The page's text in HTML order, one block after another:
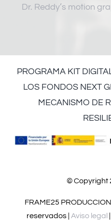
Dr. Reddy’s motion
PROGRAMA KIT
LOS FONDOS NEXT
MECANISMO DE
© Copyright
FRAME25
reservados | Aviso legal